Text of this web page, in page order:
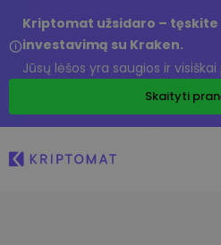
Kriptomat užsidaro –
investavimą su Kraken.
Jūsų lėšos yra saugios ir
Skaityti